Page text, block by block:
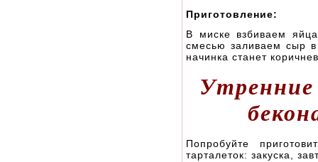
Приготовление:
В миске взбиваем
смесью заливаем сыр в
начинка станет
Попробуйте
тарталеток: закуска,